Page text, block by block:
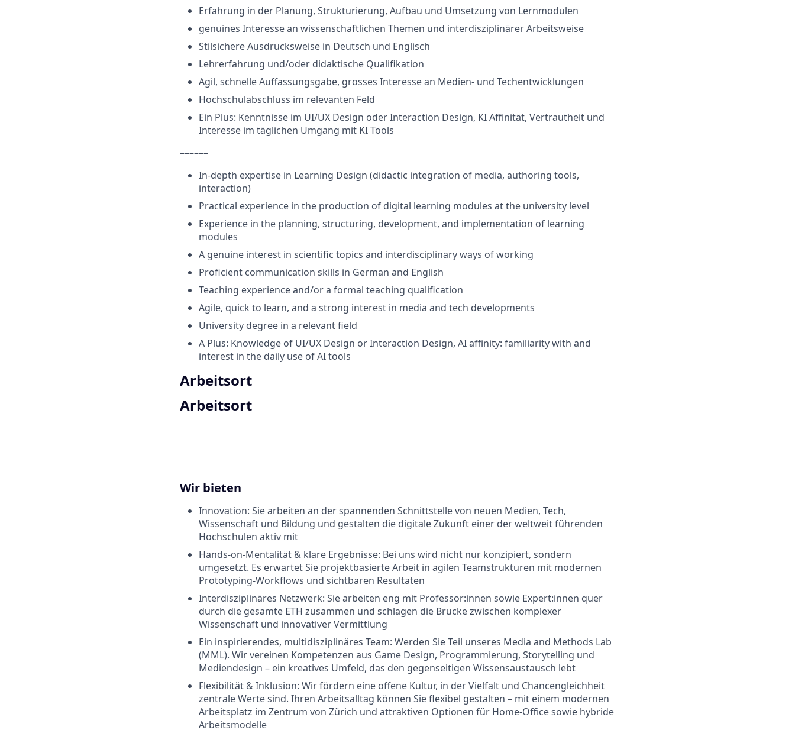
Erfahrung in der Planung, Strukturierung, Aufbau und Umsetzung von Lernmodulen
genuines Interesse an wissenschaftlichen Themen und interdisziplinärer Arbeitsweise
Stilsichere Ausdrucksweise in Deutsch und Englisch
Lehrerfahrung und/oder didaktische Qualifikation
Agil, schnelle Auffassungsgabe, grosses Interesse an Medien- und Techentwicklungen
Hochschulabschluss im relevanten Feld
Ein Plus: Kenntnisse im UI/UX Design oder Interaction Design, KI Affinität, Vertrautheit und
Interesse im täglichen Umgang mit KI Tools
––––––
In-depth expertise in Learning Design (didactic integration of media, authoring tools,
interaction)
Practical experience in the production of digital learning modules at the university level
Experience in the planning, structuring, development, and implementation of learning
modules
A genuine interest in scientific topics and interdisciplinary ways of working
Proficient communication skills in German and English
Teaching experience and/or a formal teaching qualification
Agile, quick to learn, and a strong interest in media and tech developments
University degree in a relevant field
A Plus: Knowledge of UI/UX Design or Interaction Design, AI affinity: familiarity with and
interest in the daily use of AI tools
Arbeitsort
Arbeitsort
Wir bieten
Innovation: Sie arbeiten an der spannenden Schnittstelle von neuen Medien, Tech,
Wissenschaft und Bildung und gestalten die digitale Zukunft einer der weltweit führenden
Hochschulen aktiv mit
Hands-on-Mentalität & klare Ergebnisse: Bei uns wird nicht nur konzipiert, sondern
umgesetzt. Es erwartet Sie projektbasierte Arbeit in agilen Teamstrukturen mit modernen
Prototyping-Workflows und sichtbaren Resultaten
Interdisziplinäres Netzwerk: Sie arbeiten eng mit Professor:innen sowie Expert:innen quer
durch die gesamte ETH zusammen und schlagen die Brücke zwischen komplexer
Wissenschaft und innovativer Vermittlung
Ein inspirierendes, multidisziplinäres Team: Werden Sie Teil unseres Media and Methods Lab
(MML). Wir vereinen Kompetenzen aus Game Design, Programmierung, Storytelling und
Mediendesign – ein kreatives Umfeld, das den gegenseitigen Wissensaustausch lebt
Flexibilität & Inklusion: Wir fördern eine offene Kultur, in der Vielfalt und Chancengleichheit
zentrale Werte sind. Ihren Arbeitsalltag können Sie flexibel gestalten – mit einem modernen
Arbeitsplatz im Zentrum von Zürich und attraktiven Optionen für Home-Office sowie hybride
Arbeitsmodelle